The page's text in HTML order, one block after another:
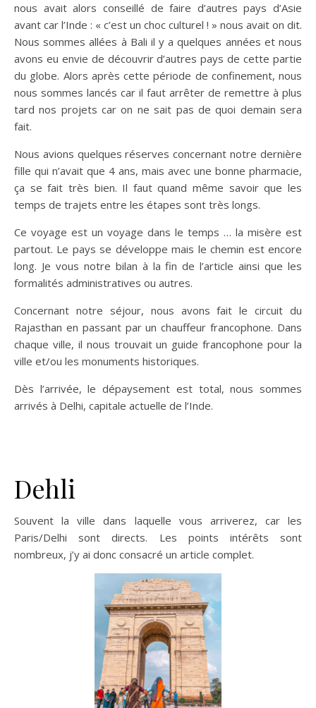
nous avait alors conseillé de faire d’autres pays d’Asie
avant car l’Inde : « c’est un choc culturel ! » nous avait on dit.
Nous sommes allées à Bali il y a quelques années et nous
avons eu envie de découvrir d’autres pays de cette partie
du globe. Alors après cette période de confinement, nous
nous sommes lancés car il faut arrêter de remettre à plus
tard nos projets car on ne sait pas de quoi demain sera
fait.
Nous avions quelques réserves concernant notre dernière
fille qui n’avait que 4 ans, mais avec une bonne pharmacie,
ça se fait très bien. Il faut quand même savoir que les
temps de trajets entre les étapes sont très longs.
Ce voyage est un voyage dans le temps … la misère est
partout. Le pays se développe mais le chemin est encore
long. Je vous notre bilan à la fin de l’article ainsi que les
formalités administratives ou autres.
Concernant notre séjour, nous avons fait le circuit du
Rajasthan en passant par un chauffeur francophone. Dans
chaque ville, il nous trouvait un guide francophone pour la
ville et/ou les monuments historiques.
Dès l’arrivée, le dépaysement est total, nous sommes
arrivés à Delhi, capitale actuelle de l’Inde.
Dehli
Souvent la ville dans laquelle vous arriverez, car les
Paris/Delhi sont directs. Les points intérêts sont
nombreux, j’y ai donc consacré un article complet.